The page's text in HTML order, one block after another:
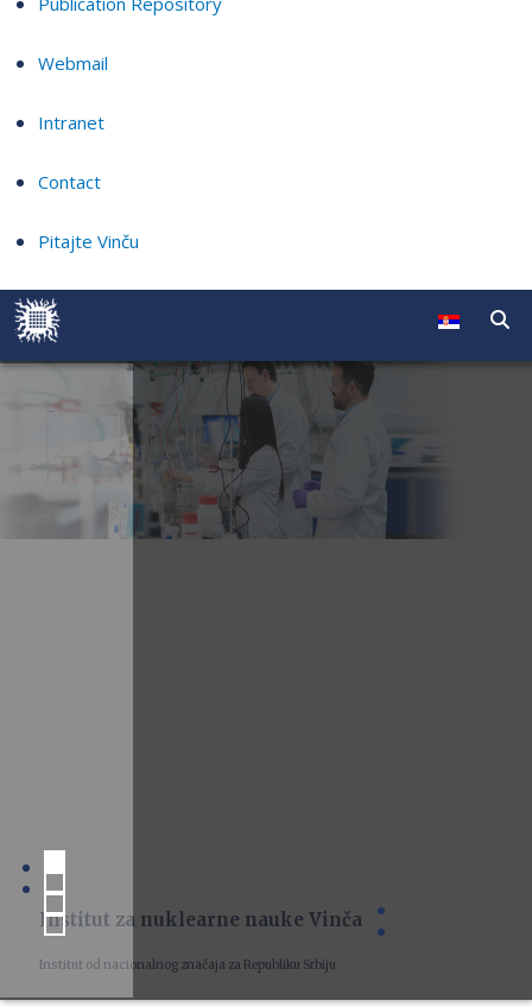
Webmail
Intranet
Contact
Pitajte Vinču
Institut za nuklearne nauke Vinča
Institut od nacionalnog značaja za Republiku Srbiju